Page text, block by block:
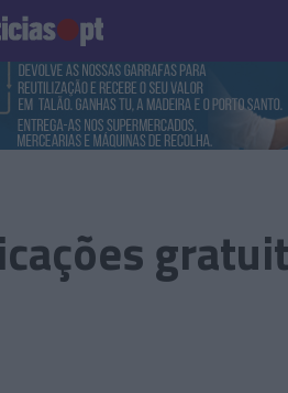
Produto e Marcas